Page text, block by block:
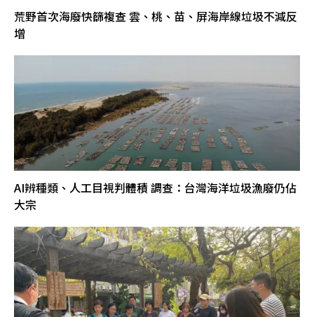
荒野首次海廢快篩複查 雲、桃、苗、屏海岸線垃圾不減反
增
AI辨種類、人工目視判體積 調查：台灣海洋垃圾漁廢仍佔
大宗